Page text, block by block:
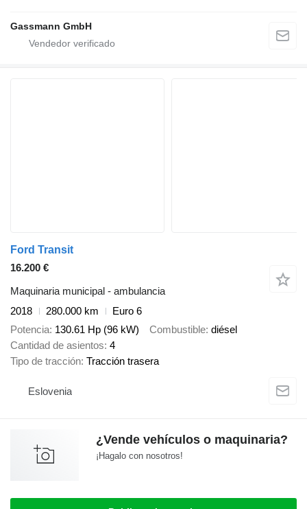
Gassmann GmbH
Ford Transit
16.200 €
Maquinaria municipal - ambulancia
2018
280.000 km
Euro 6
Potencia 130.61 Hp (96 kW) Combustible diésel
Cantidad de asientos 4
Tipo de tracción Tracción trasera
Eslovenia
¿Vende vehículos o maquinaria?
¡Hagalo con nosotros!